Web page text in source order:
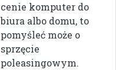
cenie komputer do
biura albo domu, to
pomyśleć może o
sprzęcie
poleasingowym.